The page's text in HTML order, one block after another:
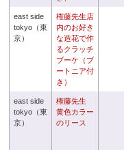
east side
tokyo（東
京）
権藤先生店
内のお好き
な造花で作
るクラッチ
ブーケ（ブ
ートニア付
き）
east side
tokyo（東
京）
権藤先生
黄色カラー
のリース